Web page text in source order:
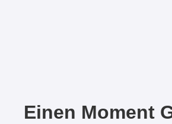
Einen Moment